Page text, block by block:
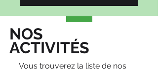
NOS
ACTIVITÉS
Vous trouverez la liste de nos